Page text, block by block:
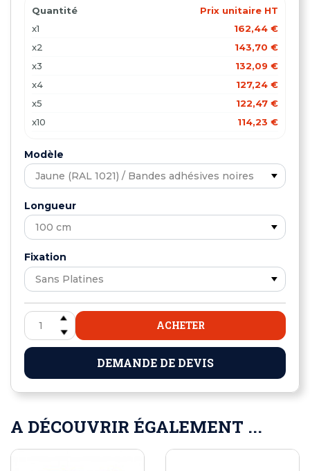
Quantité
Prix unitaire HT
x1
162,44 €
x2
143,70 €
x3
132,09 €
x4
127,24 €
x5
122,47 €
x10
114,23 €
x20
Modèle
Longueur
Fixation
ACHETER
DEMANDE DE DEVIS
A DÉCOUVRIR ÉGALEMENT ...